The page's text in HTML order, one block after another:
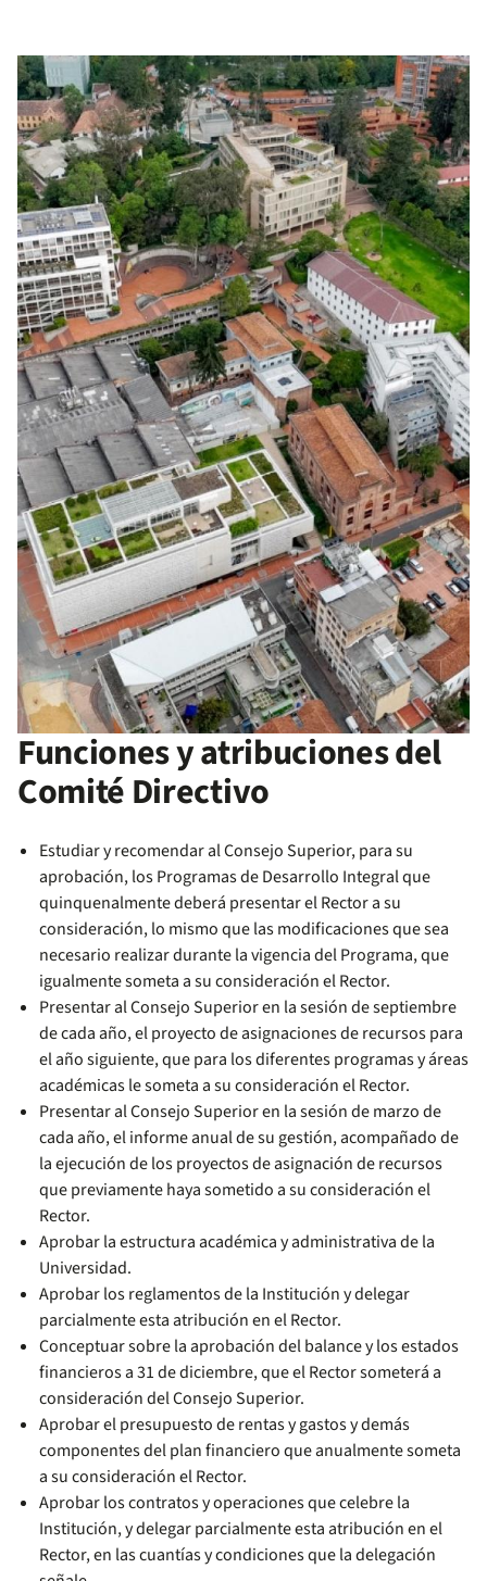
Funciones y atribuciones del
Comité Directivo
Estudiar y recomendar al Consejo Superior, para su
aprobación, los Programas de Desarrollo Integral que
quinquenalmente deberá presentar el Rector a su
consideración, lo mismo que las modificaciones que sea
necesario realizar durante la vigencia del Programa, que
igualmente someta a su consideración el Rector.
Presentar al Consejo Superior en la sesión de septiembre
de cada año, el proyecto de asignaciones de recursos para
el año siguiente, que para los diferentes programas y áreas
académicas le someta a su consideración el Rector.
Presentar al Consejo Superior en la sesión de marzo de
cada año, el informe anual de su gestión, acompañado de
la ejecución de los proyectos de asignación de recursos
que previamente haya sometido a su consideración el
Rector.
Aprobar la estructura académica y administrativa de la
Universidad.
Aprobar los reglamentos de la Institución y delegar
parcialmente esta atribución en el Rector.
Conceptuar sobre la aprobación del balance y los estados
financieros a 31 de diciembre, que el Rector someterá a
consideración del Consejo Superior.
Aprobar el presupuesto de rentas y gastos y demás
componentes del plan financiero que anualmente someta
a su consideración el Rector.
Aprobar los contratos y operaciones que celebre la
Institución, y delegar parcialmente esta atribución en el
Rector, en las cuantías y condiciones que la delegación